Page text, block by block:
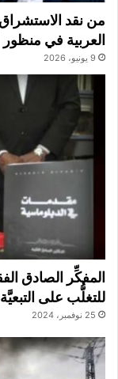
من نقد الاستشراق
العربية في منظور
9 يونيو، 2026
المفكِّر الصادق
للتغلُّب على
25 نوفمبر، 2024